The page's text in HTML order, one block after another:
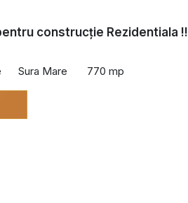
construcție Rezidentiala !!
Sura Mare 770 mp